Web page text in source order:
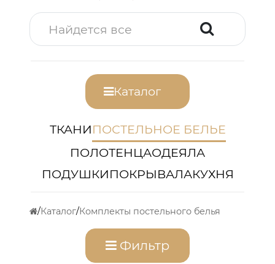
Каталог
ТКАНИПОСТЕЛЬНОЕ БЕЛЬЕ
ПОЛОТЕНЦАОДЕЯЛА
ПОДУШКИПОКРЫВАЛАКУХНЯ
Каталог Комплекты постельного белья
Фильтр